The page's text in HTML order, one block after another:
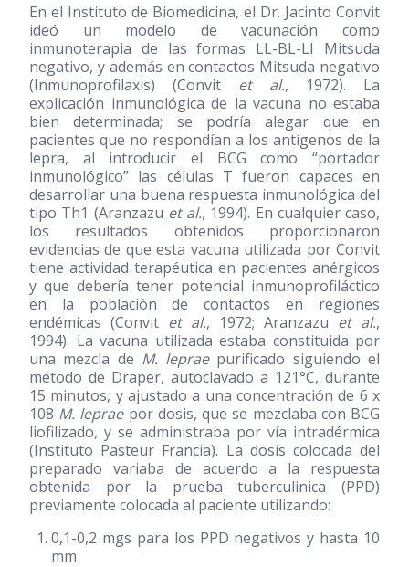
En el Instituto de Biomedicina, el Dr. Jacinto Convit
ideó un modelo de vacunación como
inmunoterapia de las formas LL-BL-LI Mitsuda
negativo, y además en contactos Mitsuda negativo
(Inmunoprofilaxis) (Convit et al., 1972). La
explicación inmunológica de la vacuna no estaba
bien determinada; se podría alegar que en
pacientes que no respondían a los antígenos de la
lepra, al introducir el BCG como “portador
inmunológico” las células T fueron capaces en
desarrollar una buena respuesta inmunológica del
tipo Th1 (Aranzazu et al., 1994). En cualquier caso,
los resultados obtenidos proporcionaron
evidencias de que esta vacuna utilizada por Convit
tiene actividad terapéutica en pacientes anérgicos
y que debería tener potencial inmunoprofiláctico
en la población de contactos en regiones
endémicas (Convit et al., 1972; Aranzazu et al.,
1994). La vacuna utilizada estaba constituida por
una mezcla de M. lepraepurificado siguiendo el
método de Draper, autoclavado a 121°C, durante
15 minutos, y ajustado a una concentración de 6 x
108 M. lepraepor dosis, que se mezclaba con BCG
liofilizado, y se administraba por vía intradérmica
(Instituto Pasteur Francia). La dosis colocada del
preparado variaba de acuerdo a la respuesta
obtenida por la prueba tuberculinica (PPD)
previamente colocada al paciente utilizando:
0,1-0,2 mgs para los PPD negativos y hasta 10
mm